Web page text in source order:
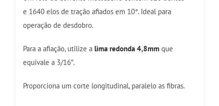
e 1640 elos de tração afiados em 10°. Ideal para
operação de desdobro.
Para a afiação, utilize a lima redonda 4,8mm que
equivale a 3/16″.
Proporciona um corte longitudinal, paralelo as fibras.